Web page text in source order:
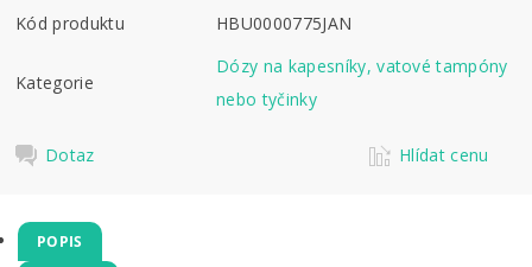
Kód produktu HBU0000775JAN
Kategorie
Dózy na kapesníky, vatové tampóny
nebo tyčinky
Dotaz Hlídat cenu
POPIS